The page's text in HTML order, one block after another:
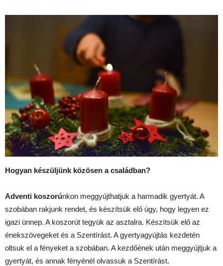
Hogyan készüljünk közösen a családban?
Adventi koszorúnkon meggyújthatjuk a harmadik gyertyát. A
szobában rakjunk rendet, és készítsük elő úgy, hogy legyen ez
igazi ünnep. A koszorút tegyük az asztalra. Készítsük elő az
énekszövegeket és a Szentírást. A gyertyagyújtás kezdetén
oltsuk el a fényeket a szobában. A kezdőének után meggyújtjuk a
gyertyát, és annak fényénél olvassuk a Szentírást.